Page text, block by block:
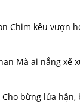
Chim kêu vượn
Mà ai nắng xế
bừng lửa hận,